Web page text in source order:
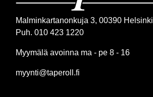
Malminkartanonkuja 3, 00390 Helsinki
Puh. 010 423 1220
Myymälä avoinna ma - pe 8 - 16
myynti@taperoll.fi